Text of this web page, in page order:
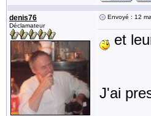
denis76
Déclamateur
Envoyé : 12
et
J'ai